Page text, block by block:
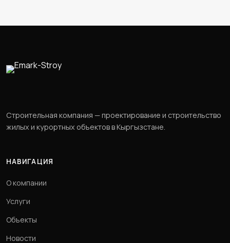
Строительная компания — проектирование и строительство
жилых и курортных объектов в Кыргызстане.
НАВИГАЦИЯ
О компании
Услуги
Объекты
Новости